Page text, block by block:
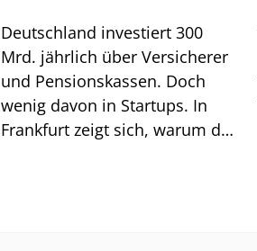
Deutschland investiert 300
Mrd. jährlich über Versicherer
und Pensionskassen. Doch
wenig davon in Startups. In
Frankfurt zeigt sich, warum das